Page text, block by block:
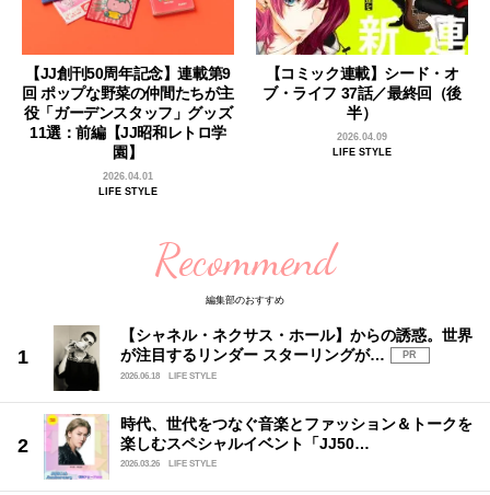
【JJ創刊50周年記念】連載第9
回 ポップな野菜の仲間たちが主
役「ガーデンスタッフ」グッズ
11選：前編【JJ昭和レトロ学
園】
2026.04.01
LIFE STYLE
【コミック連載】シード・オ
ブ・ライフ 37話／最終回（後
半）
2026.04.09
LIFE STYLE
Recommend
編集部のおすすめ
【シャネル・ネクサス・ホール】からの誘惑。世界
が注目するリンダー スターリングが…
PR
2026.06.18
LIFE STYLE
時代、世代をつなぐ音楽とファッション＆トークを
楽しむスペシャルイベント「JJ50…
2026.03.26 LIFE STYLE